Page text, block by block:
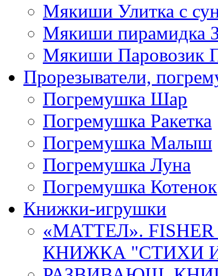
Мякиши Улитка с
Мякиши пирамидка
Мякиши Паровозик
Прорезыватели,
Погремушка Шар
Погремушка Ракетка
Погремушка Малыш
Погремушка Луна
Погремушка Котенок
Книжки-игрушки
«МАТТЕЛ».
КНИЖКА "СТИХИ И